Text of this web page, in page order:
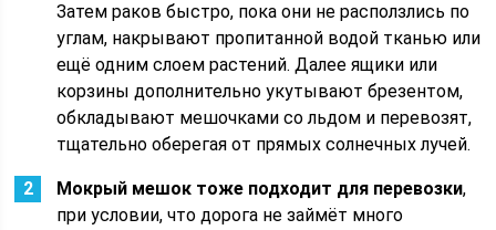
Затем раков быстро, пока они не расползлись по
углам, накрывают пропитанной водой тканью или
ещё одним слоем растений. Далее ящики или
корзины дополнительно укутывают брезентом,
обкладывают мешочками со льдом и перевозят,
тщательно оберегая от прямых солнечных лучей.
Мокрый мешок тоже подходит для перевозки,
при условии, что дорога не займёт много